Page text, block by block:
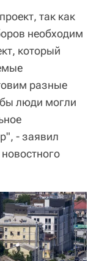
так как
необходим
который
разные
люди могли
- заявил